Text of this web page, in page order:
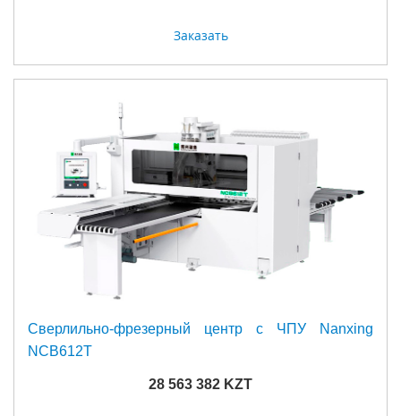
Заказать
Сверлильно-фрезерный центр с ЧПУ Nanxing
NCB612T
28 563 382 KZT